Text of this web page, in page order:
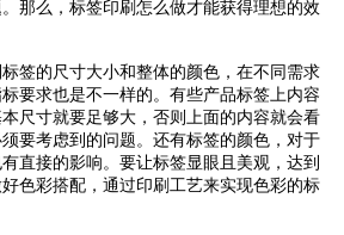
。那么，标签印刷怎么做才能获得理想的效
标签的尺寸大小和整体的颜色，在不同需求
标要求也是不一样的。有些产品标签上内容
尺寸就要足够大，否则上面的内容就会看
要考虑到的问题。还有标签的颜色，对于
接的影响。要让标签显眼且美观，达到
好色彩搭配，通过印刷工艺来实现色彩的标